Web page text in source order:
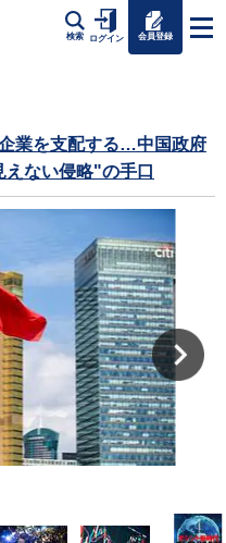
検索 ログイン 会員登録
業を支配する…中国政府
ない侵略"の手口